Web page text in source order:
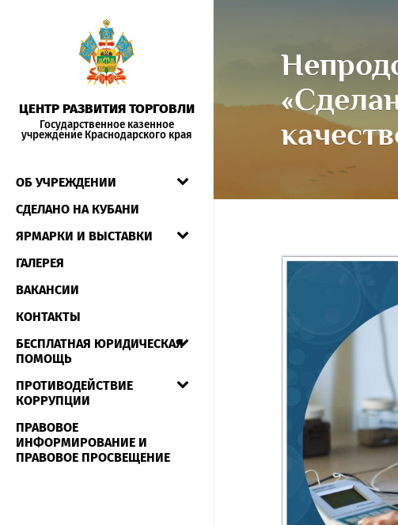
ЦЕНТР РАЗВИТИЯ ТОРГОВЛИ
Государственное казенное
учреждение Краснодарского края
ОБ УЧРЕЖДЕНИИ
СДЕЛАНО НА КУБАНИ
ЯРМАРКИ И ВЫСТАВКИ
ГАЛЕРЕЯ
ВАКАНСИИ
КОНТАКТЫ
БЕСПЛАТНАЯ ЮРИДИЧЕСКАЯ
ПОМОЩЬ
ПРОТИВОДЕЙСТВИЕ
КОРРУПЦИИ
ПРАВОВОЕ
ИНФОРМИРОВАНИЕ И
ПРАВОВОЕ ПРОСВЕЩЕНИЕ